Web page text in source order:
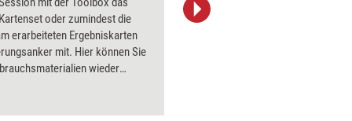
oder zumindest die
erarbeiteten Ergebniskarten
mit. Hier können Sie
wieder
freie-kreation / iStock.com